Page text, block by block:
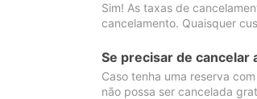
Sim! As taxas de
cancelamento. Quaisquer
Se precisar de cancelar
Caso tenha uma reserva
não possa ser cancelada